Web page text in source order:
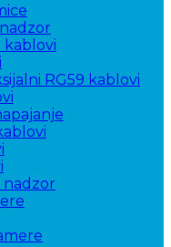
kablovi
RG59 kablovi
nadzor